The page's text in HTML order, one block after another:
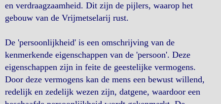
en verdraagzaamheid. Dit zijn de pijlers, waarop het
gebouw van de Vrijmetselarij rust.
De 'persoonlijkheid' is een omschrijving van de
kenmerkende eigenschappen van de 'persoon'. Deze
eigenschappen zijn in feite de geestelijke vermogens.
Door deze vermogens kan de mens een bewust willend,
redelijk en zedelijk wezen zijn, datgene, waardoor een